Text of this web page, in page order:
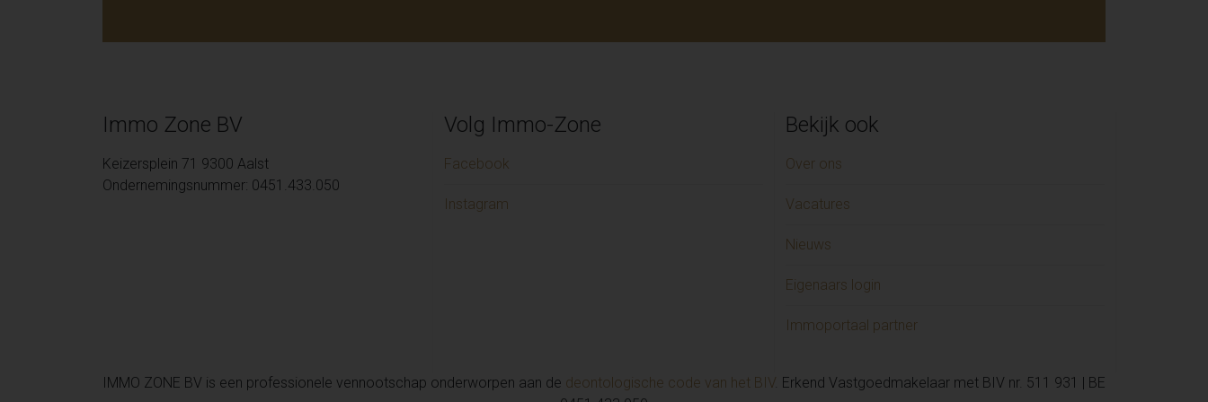
Immo Zone BV
Keizersplein 71 9300 Aalst
Ondernemingsnummer: 0451.433.050
Volg Immo-Zone
Facebook
Instagram
Bekijk ook
Over ons
Vacatures
Nieuws
Eigenaars login
Immoportaal partner
IMMO ZONE BV is een professionele vennootschap onderworpen aan de deontologische code van het BIV. Erkend Vastgoedmakelaar met BIV nr. 511 931 | BE